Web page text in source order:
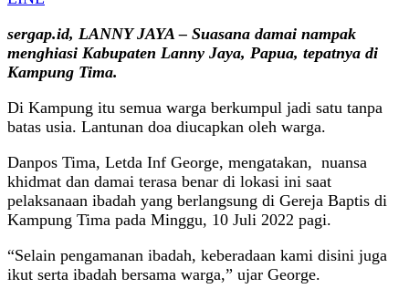
sergap.id, LANNY JAYA – Suasana damai nampak
menghiasi Kabupaten Lanny Jaya, Papua, tepatnya di
Kampung Tima.
Di Kampung itu semua warga berkumpul jadi satu tanpa
batas usia. Lantunan doa diucapkan oleh warga.
Danpos Tima, Letda Inf George, mengatakan, nuansa
khidmat dan damai terasa benar di lokasi ini saat
pelaksanaan ibadah yang berlangsung di Gereja Baptis di
Kampung Tima pada Minggu, 10 Juli 2022 pagi.
“Selain pengamanan ibadah, keberadaan kami disini juga
ikut serta ibadah bersama warga,” ujar George.